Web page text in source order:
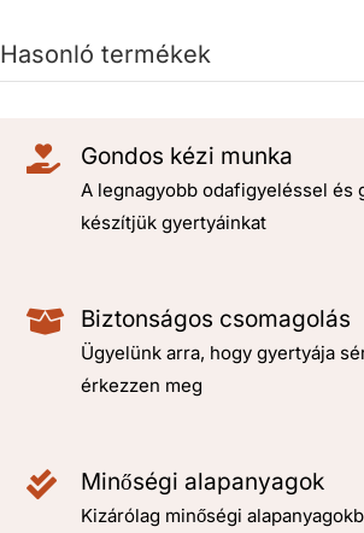
Hasonló termékek
Gondos kézi munka
A legnagyobb odafigyeléssel és
készítjük gyertyáinkat
Biztonságos csomagolás
Ügyelünk arra, hogy gyertyája
érkezzen meg
Minőségi alapanyagok
Kizárólag minőségi